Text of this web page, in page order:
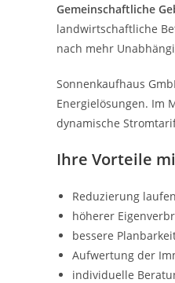
Gemeinschaftliche
landwirtschaftliche
nach mehr
Sonnenkaufhaus
Energielösungen. Im
dynamische
Ihre Vorteile
Reduzierung
höherer
bessere
Aufwertung der
individuelle